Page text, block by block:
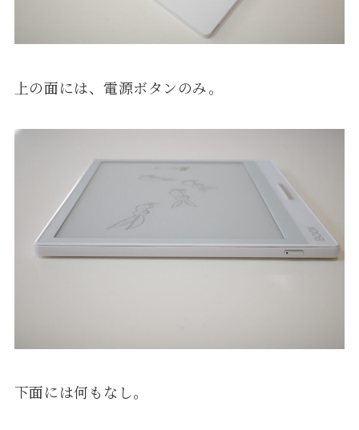
上の面には、電源ボタンのみ。
下面には何もなし。